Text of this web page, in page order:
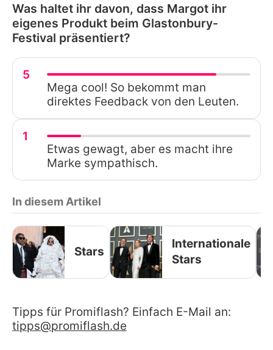
Was haltet ihr davon, dass Margot ihr
eigenes Produkt beim Glastonbury-
Festival präsentiert?
5
Mega cool! So bekommt man
direktes Feedback von den Leuten.
1
Etwas gewagt, aber es macht ihre
Marke sympathisch.
In diesem Artikel
Stars
Internationale
Stars
Tipps für Promiflash? Einfach E-Mail an:
tipps@promiflash.de